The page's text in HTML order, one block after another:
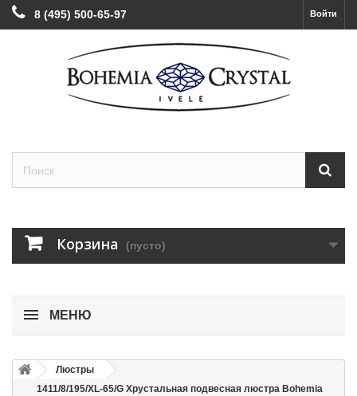
Войти
8 (495) 500-65-97
Корзина (пусто)
МЕНЮ
Люстры
1411/8/195/XL-65/G Хрустальная подвесная люстра Bohemia